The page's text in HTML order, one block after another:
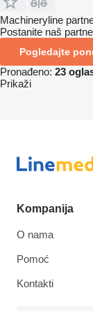
Machineryline
Postanite naš
Pogledajte
Pronađeno: 23
Prikaži
Kompanija
O nama
Pomoć
Kontakti